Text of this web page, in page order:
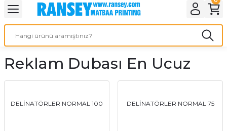
Geri Dön
Geri Dön
Geri Dön
Geri Dön
Ürünleri
Geri Dön
Geri Dön
Geri Dön
Reklam Dubası En Ucuz
DELİNATÖRLER NORMAL 100 DELİNATÖRLER NORMAL 75